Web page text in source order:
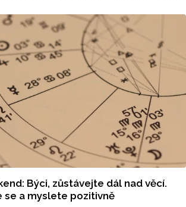
Býci, zůstávejte dál nad věcí.
se a myslete pozitivně